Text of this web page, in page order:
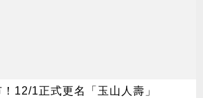
12/1正式更名「玉山人壽」